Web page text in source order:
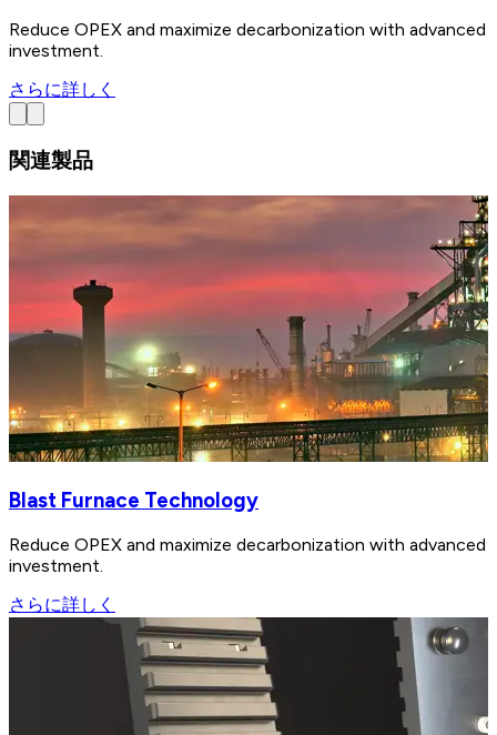
Reduce OPEX and maximize decarbonization with
investment.
さらに詳しく
関連製品
Blast Furnace Technology
Reduce OPEX and maximize decarbonization with
investment.
さらに詳しく